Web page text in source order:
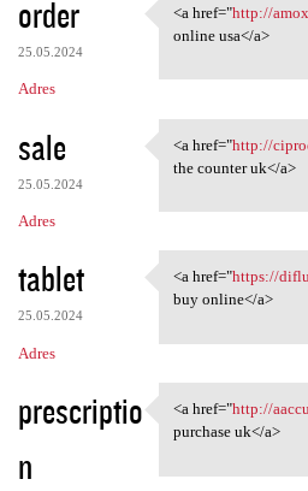
order
25.05.2024
Adres
<a href="http://
<a href="http://
online usa</a>
sale
25.05.2024
Adres
<a href="http://
<a href="http://
the counter uk</a>
tablet
25.05.2024
Adres
<a href="https://
<a href="https://
buy online</a>
prescriptio
n
<a href="http://
<a href="http://
purchase uk</a>